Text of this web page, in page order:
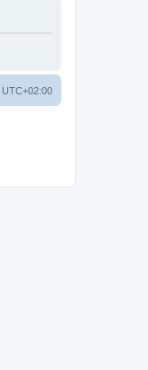
UTC+02:00